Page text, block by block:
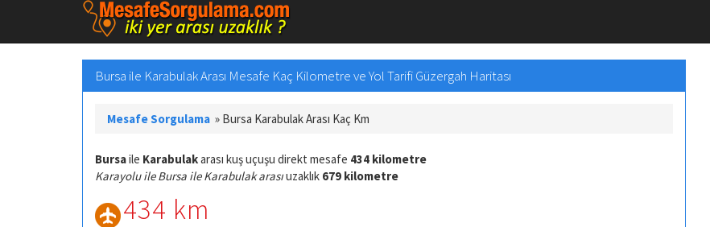
Bursa ile Karabulak Arası Mesafe Kaç Kilometre ve Yol Tarifi Güzergah Haritası
Mesafe Sorgulama » Bursa Karabulak Arası Kaç Km
Bursaile Karabulakarası kuş uçuşu direkt mesafe 434 kilometre
Karayolu ile Bursa ile Karabulak arasıuzaklık 679 kilometre
434 km